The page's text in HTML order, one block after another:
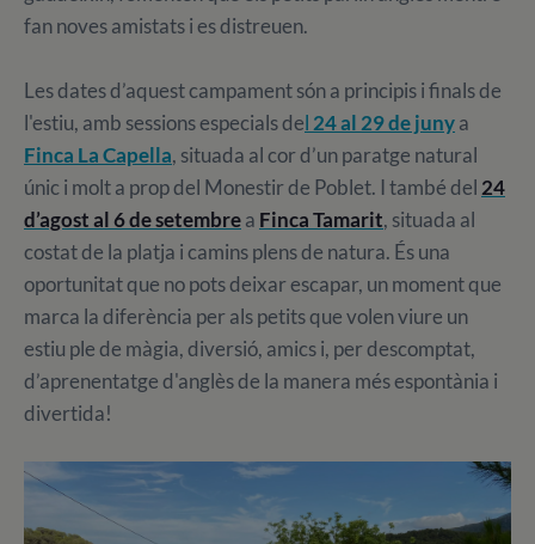
fan noves amistats i es distreuen.
Les dates d’aquest campament són a principis i finals de
l'estiu, amb sessions especials del 24 al 29 de junya
Finca La Capella, situada al cor d’un paratge natural
únic i molt a prop del Monestir de Poblet. I també del 24
d’agost al 6 de setembrea Finca Tamarit, situada al
costat de la platja i camins plens de natura. És una
oportunitat que no pots deixar escapar, un moment que
marca la diferència per als petits que volen viure un
estiu ple de màgia, diversió, amics i, per descomptat,
d’aprenentatge d'anglès de la manera més espontània i
divertida!